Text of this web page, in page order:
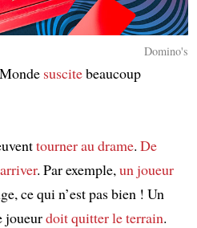
Domino's
suscitebeaucoup
tourner au drame. De
. Par exemple,un joueur
ce qui n’est pas bien ! Un
joueurdoit quitter le terrain.